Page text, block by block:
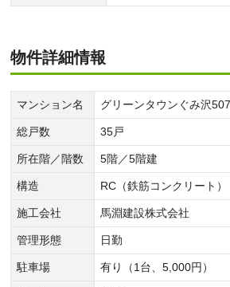
物件詳細情報
マンション名 グリーンタウンぐみ沢
総戸数 35戸
所在階／階数 5階／5階建
構造 RC（鉄筋コンクリート）
施工会社 馬淵建設株式会社
管理形態 日勤
駐車場 有り（1台、5,000円）